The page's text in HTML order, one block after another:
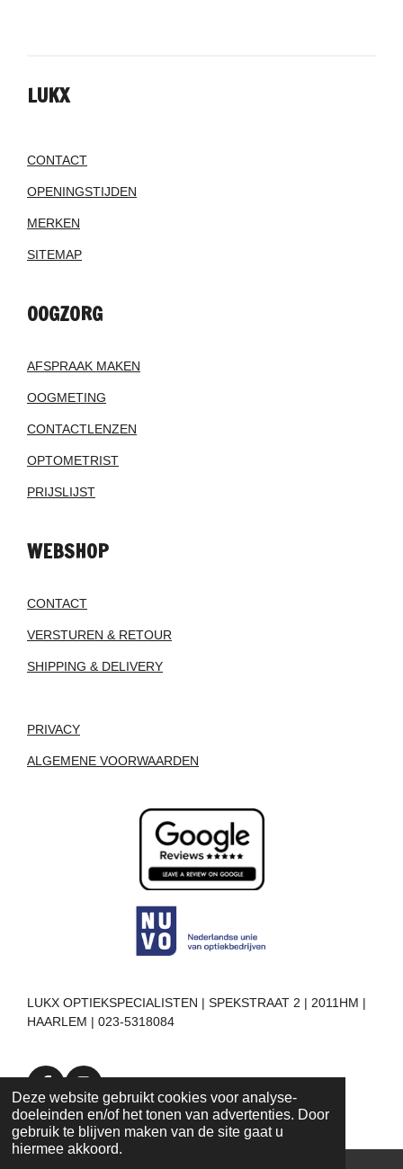
Deze website gebruikt cookies voor analyse-
doeleinden en/of het tonen van advertenties. Door
gebruik te blijven maken van de site gaat u
hiermee akkoord.
LUKX
CONTACT
OPENINGSTIJDEN
MERKEN
SITEMAP
OOGZORG
AFSPRAAK MAKEN
OOGMETING
CONTACTLENZEN
OPTOMETRIST
PRIJSLIJST
WEBSHOP
CONTACT
VERSTUREN & RETOUR
SHIPPING & DELIVERY
PRIVACY
ALGEMENE VOORWAARDEN
LUKX OPTIEKSPECIALISTEN | SPEKSTRAAT 2 | 2011HM |
HAARLEM | 023-5318084
F
a
c
e
I
n
s
t